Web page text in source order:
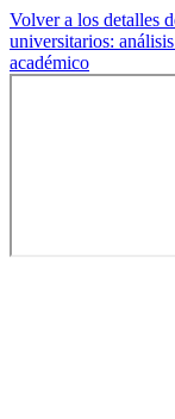
Volver a los detalles
universitarios:
académico